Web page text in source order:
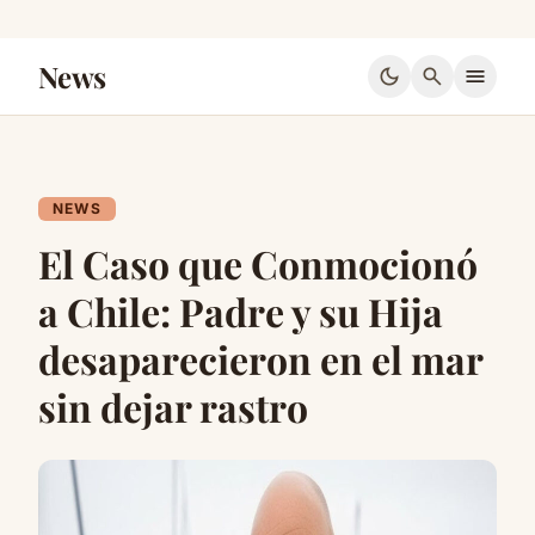
News dark_mode search menu
NEWS
El Caso que Conmocionó
a Chile: Padre y su Hija
desaparecieron en el mar
sin dejar rastro